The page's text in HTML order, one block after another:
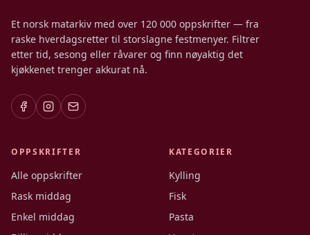
Et norsk matarkiv med over 120 000 oppskrifter — fra
raske hverdagsretter til storslagne festmenyer. Filtrer
etter tid, sesong eller råvarer og finn nøyaktig det
kjøkkenet trenger akkurat nå.
OPPSKRIFTER
Alle oppskrifter
Rask middag
Enkel middag
KATEGORIER
Kylling
Fisk
Pasta